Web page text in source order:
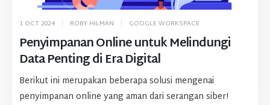
Penyimpanan Online untuk Melindungi
Data Penting di Era Digital
1 OCT 2024 ROBY HILMAN GOOGLE WORKSPACE
Berikut ini merupakan beberapa solusi mengenai
penyimpanan online yang aman dari serangan siber!